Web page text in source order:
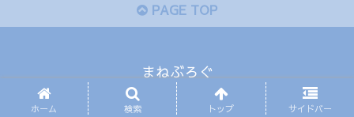
PAGE TOP
まねぶろぐ
プライバシーポリシー｜ お問い合わせ© 2018 まねぶろぐ.
ホーム 検索 トップ サイドバー